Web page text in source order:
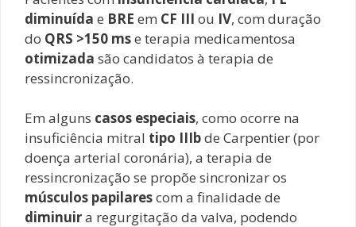
diminuída e BRE em CF III ou IV, com duração
do QRS >150 mse terapia medicamentosa
otimizada são candidatos à terapia de
ressincronização.
Em alguns casos especiais, como ocorre na
insuficiência mitral tipo IIIbde Carpentier (por
doença arterial coronária), a terapia de
ressincronização se propõe sincronizar os
músculos papilarescom a finalidade de
diminuira regurgitação da valva, podendo